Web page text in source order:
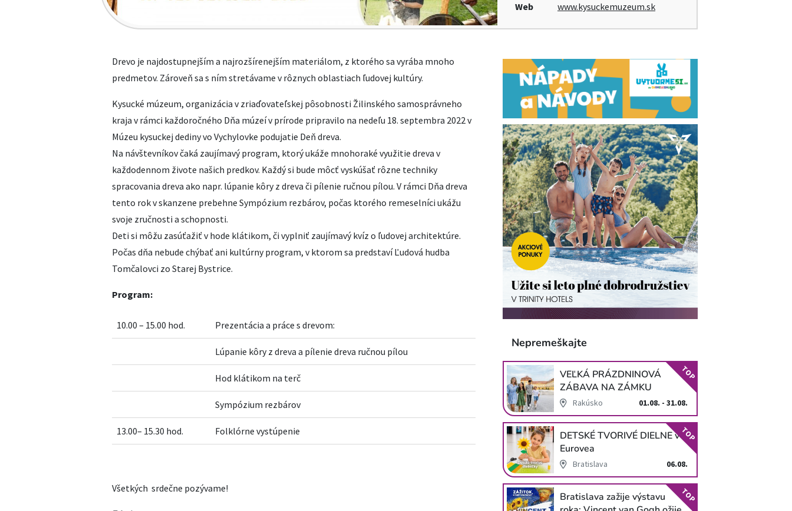
Web www.kysuckemuzeum.sk
Drevo je najdostupnejším a najrozšírenejším materiálom, z ktorého sa vyrába mnoho
predmetov. Zároveň sa s ním stretávame v rôznych oblastiach ľudovej kultúry.
Kysucké múzeum, organizácia v zriaďovateľskej pôsobnosti Žilinského samosprávneho
kraja v rámci každoročného Dňa múzeí v prírode pripravilo na nedeľu 18. septembra 2022 v
Múzeu kysuckej dediny vo Vychylovke podujatie Deň dreva.
Na návštevníkov čaká zaujímavý program, ktorý ukáže mnohoraké využitie dreva v
každodennom živote našich predkov. Každý si bude môcť vyskúšať rôzne techniky
spracovania dreva ako napr. lúpanie kôry z dreva či pílenie ručnou pílou. V rámci Dňa dreva
tento rok v skanzene prebehne Sympózium rezbárov, počas ktorého remeselníci ukážu
svoje zručnosti a schopnosti.
Deti si môžu zasúťažiť v hode klátikom, či vyplniť zaujímavý kvíz o ľudovej architektúre.
Počas dňa nebude chýbať ani kultúrny program, v ktorom sa predstaví Ľudová hudba
Tomčalovci zo Starej Bystrice.
Program:
10.00 – 15.00 hod. Prezentácia a práce s drevom:
Lúpanie kôry z dreva a pílenie dreva ručnou pílou
Hod klátikom na terč
Sympózium rezbárov
13.00– 15.30 hod. Folklórne vystúpenie
Všetkých srdečne pozývame!
Nepremeškajte
VEĽKÁ PRÁZDNINOVÁ
ZÁBAVA NA ZÁMKU
SCHLOSS HOF
Rakúsko 01.08. - 31.08.
TOP
DETSKÉ TVORIVÉ DIELNE v
Eurovea
Bratislava 06.08.
TOP
Bratislava zažije výstavu
TOP